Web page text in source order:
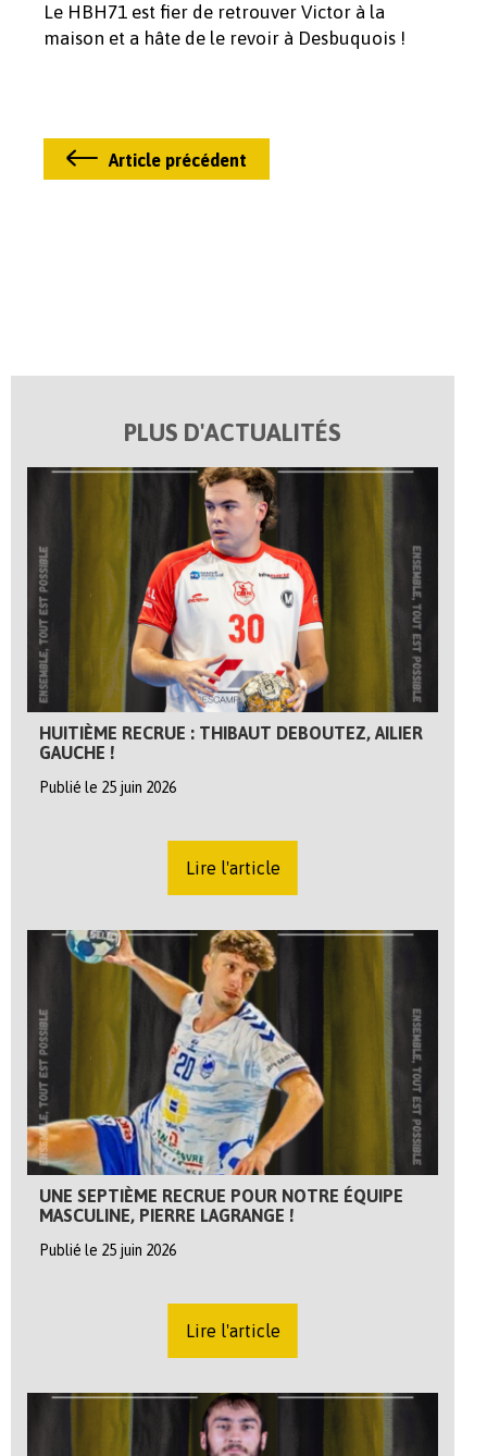
Le HBH71 est fier de retrouver Victor à la
maison et a hâte de le revoir à Desbuquois !
Article précédent
PLUS D'ACTUALITÉS
HUITIÈME RECRUE : THIBAUT DEBOUTEZ, AILIER
GAUCHE !
Publié le 25 juin 2026
Lire l'article
UNE SEPTIÈME RECRUE POUR NOTRE ÉQUIPE
MASCULINE, PIERRE LAGRANGE !
Publié le 25 juin 2026
Lire l'article